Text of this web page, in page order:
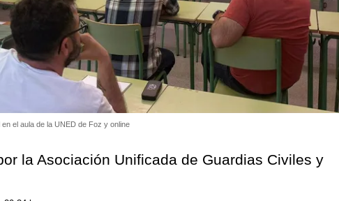
el aula de la UNED de Foz y online
la Asociación Unificada de Guardias Civiles y